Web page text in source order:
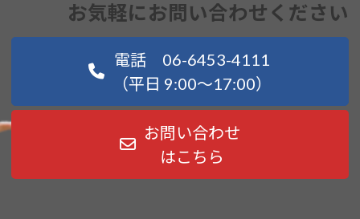
お気軽にお問い合わせください
電話 06-6453-4111
（平日 9:00～17:00）
お問い合わせ
はこちら